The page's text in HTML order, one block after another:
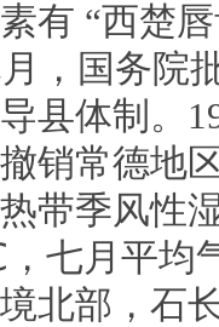
有 “西楚
，国务院
县体制。
销常德地
季风性湿
七月平均
北部，石